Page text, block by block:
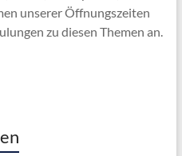
unserer Öffnungszeiten
zu diesen Themen an.